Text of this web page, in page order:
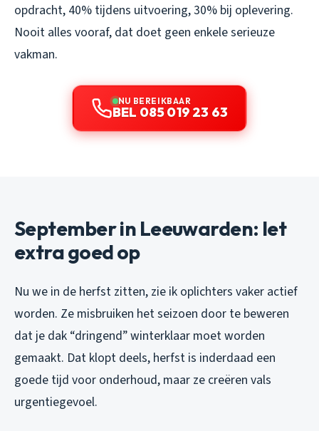
opdracht, 40% tijdens uitvoering, 30% bij oplevering.
Nooit alles vooraf, dat doet geen enkele serieuze
vakman.
NU BEREIKBAAR
BEL 085 019 23 63
September in Leeuwarden: let
extra goed op
Nu we in de herfst zitten, zie ik oplichters vaker actief
worden. Ze misbruiken het seizoen door te beweren
dat je dak “dringend” winterklaar moet worden
gemaakt. Dat klopt deels, herfst is inderdaad een
goede tijd voor onderhoud, maar ze creëren vals
urgentiegevoel.